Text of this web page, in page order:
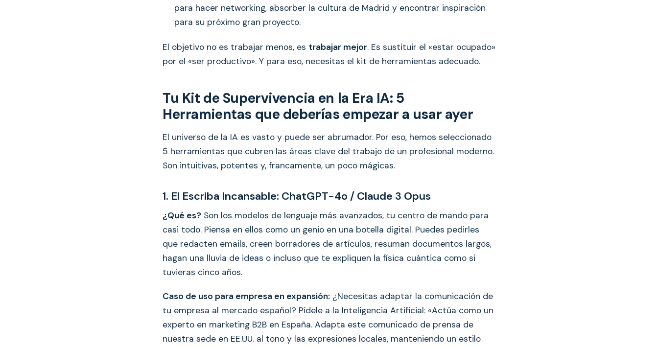
para hacer networking, absorber la cultura de Madrid y encontrar inspiración
para su próximo gran proyecto.
El objetivo no es trabajar menos, es trabajar mejor. Es sustituir el «estar ocupado»
por el «ser productivo». Y para eso, necesitas el kit de herramientas adecuado.
Tu Kit de Supervivencia en la Era IA: 5
Herramientas que deberías empezar a usar ayer
El universo de la IA es vasto y puede ser abrumador. Por eso, hemos seleccionado
5 herramientas que cubren las áreas clave del trabajo de un profesional moderno.
Son intuitivas, potentes y, francamente, un poco mágicas.
1. El Escriba Incansable: ChatGPT-4o / Claude 3 Opus
¿Qué es? Son los modelos de lenguaje más avanzados, tu centro de mando para
casi todo. Piensa en ellos como un genio en una botella digital. Puedes pedirles
que redacten emails, creen borradores de artículos, resuman documentos largos,
hagan una lluvia de ideas o incluso que te expliquen la física cuántica como si
tuvieras cinco años.
Caso de uso para empresa en expansión: ¿Necesitas adaptar la comunicación de
tu empresa al mercado español? Pídele a la Inteligencia Artificial: «Actúa como un
experto en marketing B2B en España. Adapta este comunicado de prensa de
nuestra sede en EE.UU. al tono y las expresiones locales, manteniendo un estilo